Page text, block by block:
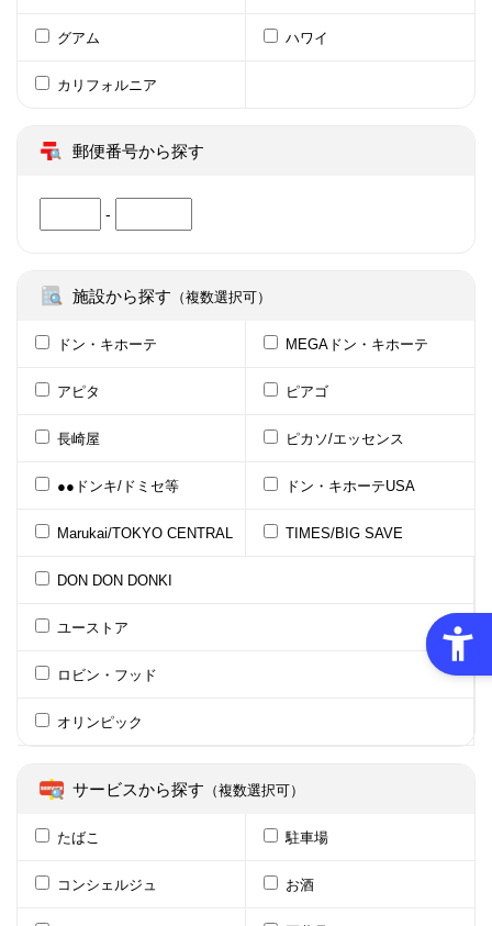
グアム ハワイ
カリフォルニア
郵便番号から探す
-
施設から探す （複数選択可）
ドン・キホーテ MEGAドン・キホーテ
アピタ ピアゴ
長崎屋 ピカソ/エッセンス
●●ドンキ/ドミセ等 ドン・キホーテUSA
Marukai/TOKYO CENTRAL TIMES/BIG SAVE
DON DON DONKI
ユーストア
ロビン・フッド
オリンピック
サービスから探す （複数選択可）
たばこ 駐車場
コンシェルジュ お酒